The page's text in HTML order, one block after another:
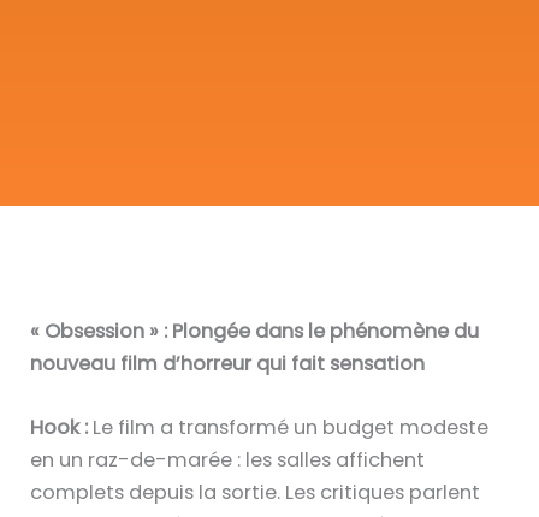
« Obsession » : Plongée dans le phénomène du
nouveau film d’horreur qui fait sensation
Hook : Le film a transformé un budget modeste
en un raz-de-marée : les salles affichent
complets depuis la sortie. Les critiques parlent